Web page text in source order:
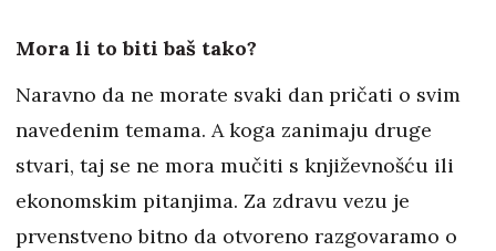
Mora li to biti baš tako?
Naravno da ne morate svaki dan pričati o svim
navedenim temama. A koga zanimaju druge
stvari, taj se ne mora mučiti s književnošću ili
ekonomskim pitanjima. Za zdravu vezu je
prvenstveno bitno da otvoreno razgovaramo o